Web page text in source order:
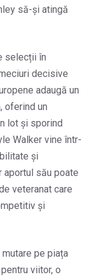
să-și atingă
selecții în
decisive
adaugă un
oferind un
lot și sporind
Walker vine într-
și
aportul său poate
veteranat care
și
pe piața
viitor, o